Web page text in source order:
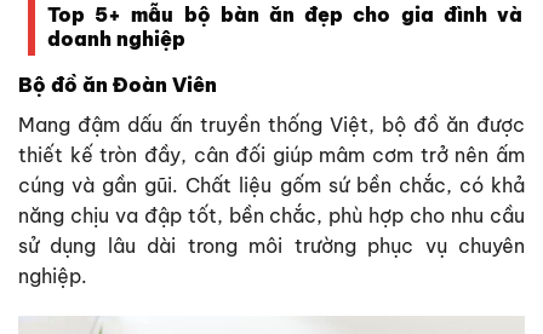
Top 5+ mẫu bộ bàn ăn đẹp cho gia đình và
doanh nghiệp
Bộ đồ ăn Đoàn Viên
Mang đậm dấu ấn truyền thống Việt, bộ đồ ăn được
thiết kế tròn đầy, cân đối giúp mâm cơm trở nên ấm
cúng và gần gũi. Chất liệu gốm sứ bền chắc, có khả
năng chịu va đập tốt, bền chắc, phù hợp cho nhu cầu
sử dụng lâu dài trong môi trường phục vụ chuyên
nghiệp.